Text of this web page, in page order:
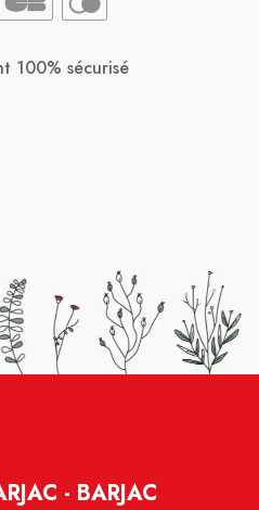
100% sécurisé
- BARJAC